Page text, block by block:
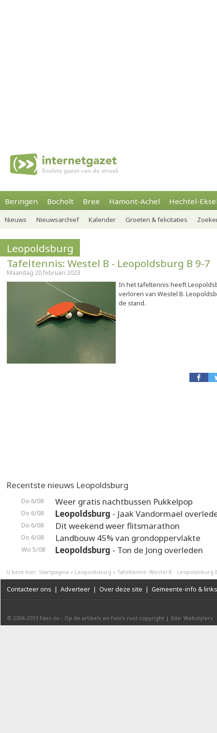
Beringen Bocholt Bree Hamont-Achel Hechtel-
Nieuws Nieuwsarchief Kalender Groeten & felicitaties
Leopoldsburg
Tafeltennis: Westel B - Leopoldsburg B 9-7
Maandag 20 februari 2023
In het tafeltennis heeft
verloren van Westel B.
de stand.
Recentste nieuws Leopoldsburg
Do 6/08 Weer gratis nachtbussen Pukkelpop
Do 6/08 Leopoldsburg - Jaak Vandormael
Do 6/08 Dit weekend weer flitsmarathon
Do 6/08 Landbouw 45% van grondoppervlakte
Wo 5/08 Leopoldsburg - Ton de Jong overleden
U bent hier: Startpagina » Leopoldsburg » Tafeltennis: Westel B - Leopoldsburg
Contacteer ons | Adverteer | Over deze site | Gemeente-info & links
© 2004-2013 Faes nv - Op de artikels en foto’s rust copyright | Site: Webstylers